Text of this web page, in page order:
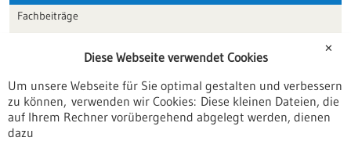
Fachbeiträge
Veranstaltungen
Erscheinungsdatum
✕
Diese Webseite verwendet Cookies
Um unsere Webseite für Sie optimal gestalten und verbessern
zu können, verwenden wir Cookies: Diese kleinen Dateien, die
auf Ihrem Rechner vorübergehend abgelegt werden, dienen
dazu